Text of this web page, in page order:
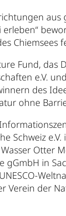
Chiemsees
Fund, das
e.V.
des
ohne
Schweiz
Otter
gGmbH in
Verein der